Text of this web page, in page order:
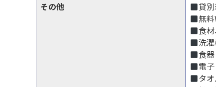
その他
貸
無
食
洗
食
電
タ